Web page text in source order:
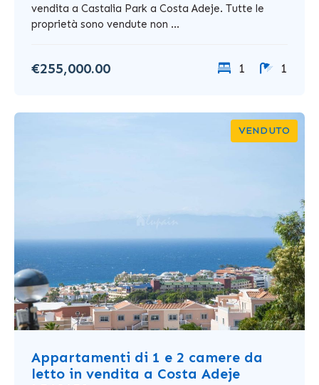
vendita a Castalia Park a Costa Adeje. Tutte le
proprietà sono vendute non ...
€255,000.00 1 1
VENDUTO
Appartamenti di 1 e 2 camere da
letto in vendita a Costa Adeje